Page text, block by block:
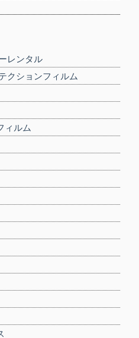
レンタル
クションフィルム
ィルム